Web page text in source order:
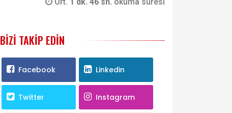
BIZI TAKIP EDIN
Facebook Linkedin
Twitter Instagram